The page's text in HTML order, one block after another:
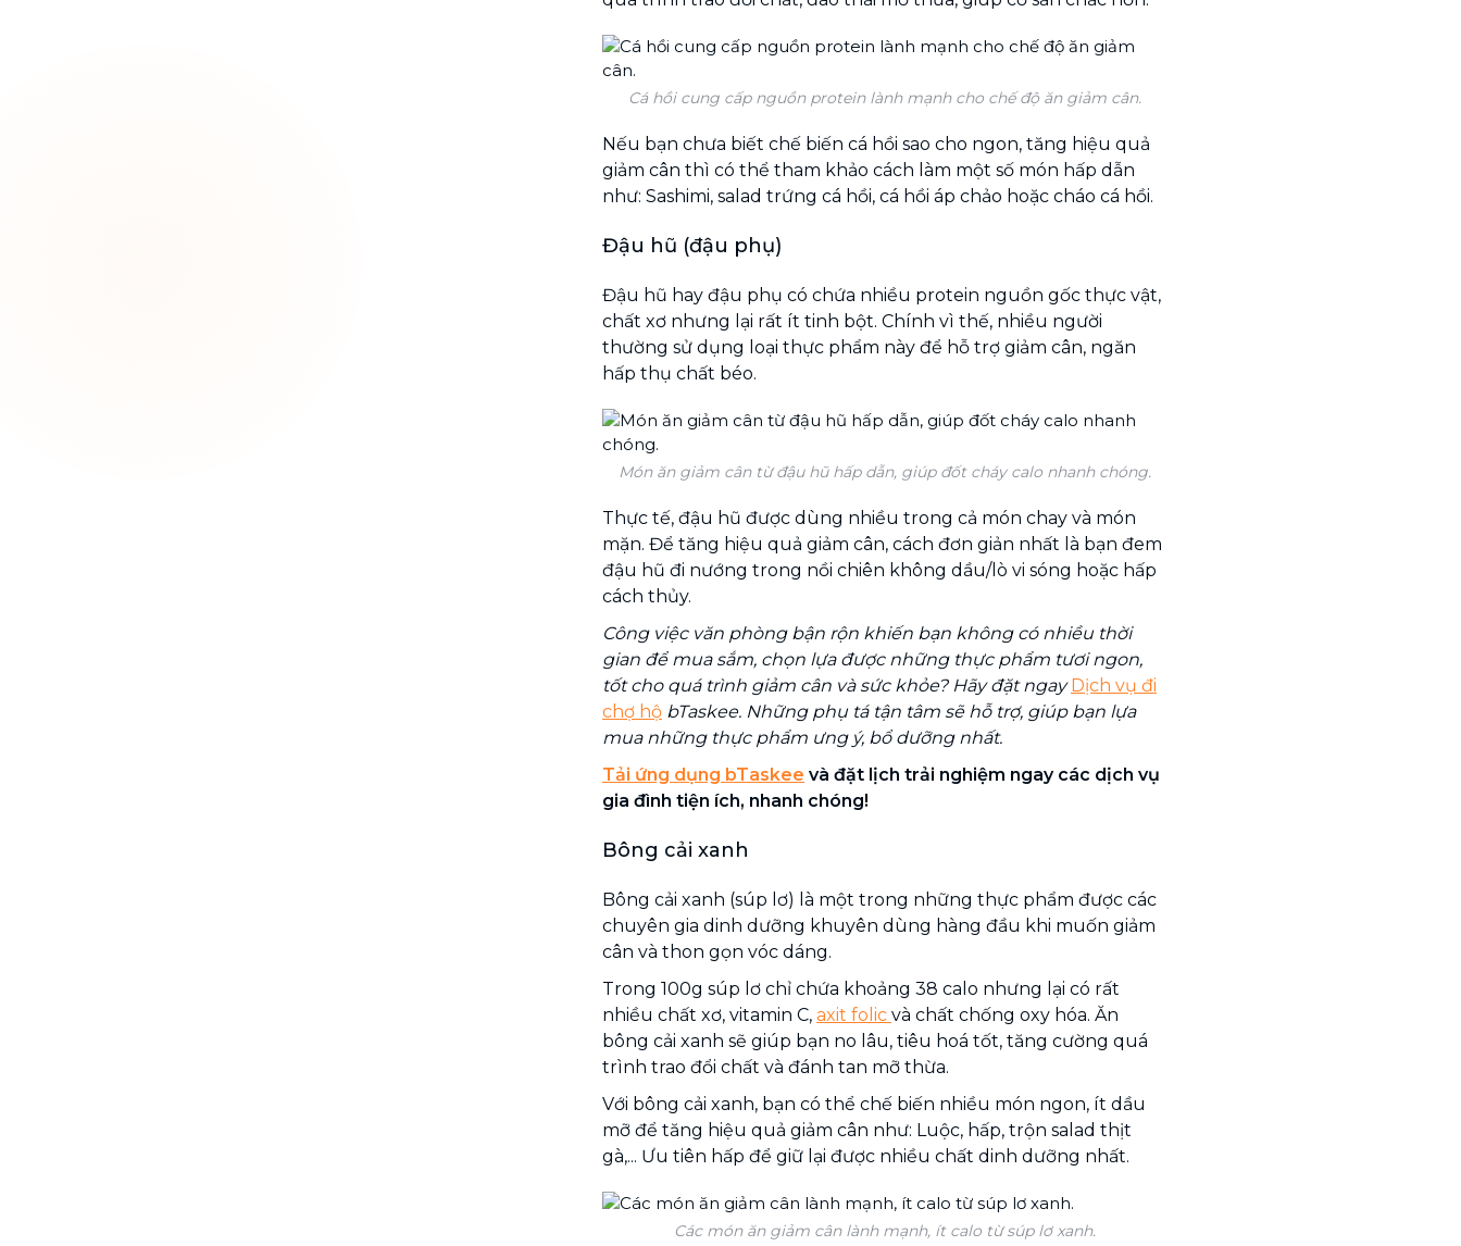
Cá hồi cung cấp nguồn protein lành mạnh cho chế độ ăn giảm cân.
Nếu bạn chưa biết chế biến cá hồi sao cho ngon, tăng hiệu quả
giảm cân thì có thể tham khảo cách làm một số món hấp dẫn
như: Sashimi, salad trứng cá hồi, cá hồi áp chảo hoặc cháo cá hồi.
Đậu hũ (đậu phụ)
Đậu hũ hay đậu phụ có chứa nhiều protein nguồn gốc thực vật,
chất xơ nhưng lại rất ít tinh bột. Chính vì thế, nhiều người
thường sử dụng loại thực phẩm này để hỗ trợ giảm cân, ngăn
hấp thụ chất béo.
Món ăn giảm cân từ đậu hũ hấp dẫn, giúp đốt cháy calo nhanh chóng.
Thực tế, đậu hũ được dùng nhiều trong cả món chay và món
mặn. Để tăng hiệu quả giảm cân, cách đơn giản nhất là bạn đem
đậu hũ đi nướng trong nồi chiên không dầu/lò vi sóng hoặc hấp
cách thủy.
Công việc văn phòng bận rộn khiến bạn không có nhiều thời
gian để mua sắm, chọn lựa được những thực phẩm tươi ngon,
tốt cho quá trình giảm cân và sức khỏe? Hãy đặt ngayDịch vụ đi
chợ hộ bTaskee. Những phụ tá tận tâm sẽ hỗ trợ, giúp bạn lựa
mua những thực phẩm ưng ý, bổ dưỡng nhất.
Tải ứng dụng bTaskee và đặt lịch trải nghiệm ngay các dịch vụ
gia đình tiện ích, nhanh chóng!
Bông cải xanh
Bông cải xanh (súp lơ) là một trong những thực phẩm được các
chuyên gia dinh dưỡng khuyên dùng hàng đầu khi muốn giảm
cân và thon gọn vóc dáng.
Trong 100g súp lơ chỉ chứa khoảng 38 calo nhưng lại có rất
nhiều chất xơ, vitamin C, axit folic và chất chống oxy hóa. Ăn
bông cải xanh sẽ giúp bạn no lâu, tiêu hoá tốt, tăng cường quá
trình trao đổi chất và đánh tan mỡ thừa.
Với bông cải xanh, bạn có thể chế biến nhiều món ngon, ít dầu
mỡ để tăng hiệu quả giảm cân như: Luộc, hấp, trộn salad thịt
gà,... Ưu tiên hấp để giữ lại được nhiều chất dinh dưỡng nhất.
Các món ăn giảm cân lành mạnh, ít calo từ súp lơ xanh.